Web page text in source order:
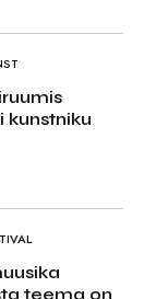
kunstniku
teema on